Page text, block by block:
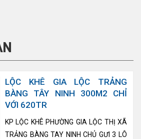
LỘC KHÊ GIA LỘC TRẢNG
BÀNG TÂY NINH 300M2 CHỈ
VỚI 620TR
KP LỘC KHÊ PHƯỜNG GIA LỘC THỊ XÃ
TRẢNG BÀNG TAY NINH CHỦ GƯI 3 LÔ